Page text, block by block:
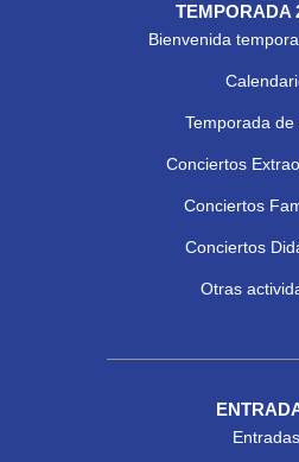
TEMPORADA
Bienvenida
Temporada de
Conciertos
Conciertos
Conciertos
Otras
Entradas